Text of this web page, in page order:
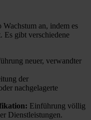
an, indem es
Es gibt verschiedene
neuer, verwandter
der
nachgelagerte
Einführung völlig
Dienstleistungen.